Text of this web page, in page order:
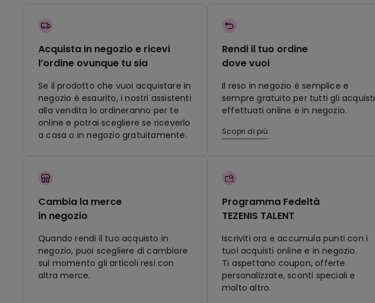
Acquista in negozio e ricevi
l’ordine ovunque tu sia
Se il prodotto che vuoi acquistare in
negozio è esaurito, i nostri assistenti
alla vendita lo ordineranno per te
online e potrai scegliere se riceverlo
a casa o in negozio gratuitamente.
Rendi il tuo ordine
dove vuoi
Il reso in negozio è semplice e
sempre gratuito per tutti gli acquisti
effettuati online e in negozio.
Scopri di più
Cambia la merce
in negozio
Quando rendi il tuo acquisto in
negozio, puoi scegliere di cambiare
sul momento gli articoli resi con
altra merce.
Programma Fedeltà
TEZENIS TALENT
Iscriviti ora e accumula punti con i
tuoi acquisti online e in negozio.
Ti aspettano coupon, offerte
personalizzate, sconti speciali e
molto altro.